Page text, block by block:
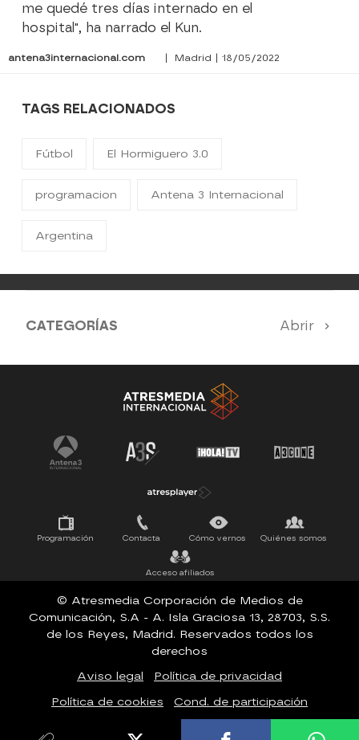
me quedé tres días internado en el
hospital", ha narrado el Kun.
antena3internacional.com | Madrid | 18/05/2022
TAGS RELACIONADOS
Fútbol El Hormiguero 3.0
programacion Antena 3 Internacional
Argentina
CATEGORÍAS Abrir
Antena 3 Noticias El Hormiguero
Tu cara me suena Pasapalabra
Programación Contacta Cómo vernos Quiénes somos
Acceso afiliados
© Atresmedia Corporación de Medios de
Comunicación, S.A - A. Isla Graciosa 13, 28703, S.S.
de los Reyes, Madrid. Reservados todos los
derechos
Aviso legal
Política de privacidad
Política de cookies
Cond. de participación